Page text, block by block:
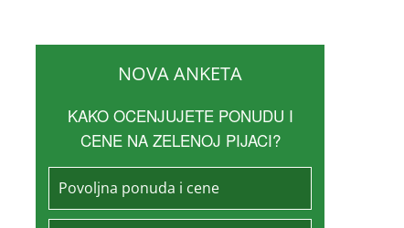
NOVA ANKETA
KAKO OCENJUJETE PONUDU I
CENE NA ZELENOJ PIJACI?
Povoljna ponuda i cene